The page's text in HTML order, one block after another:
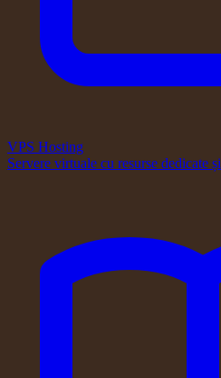
VPS Hosting
Servere virtuale cu resurse dedicate